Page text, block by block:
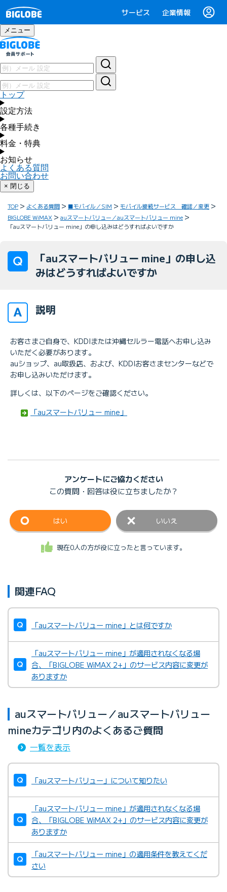
サービス 企業情報
メニュー
トップ
設定方法
各種手続き
料金・特典
お知らせ
よくある質問
お問い合わせ
× 閉じる
TOP よくある質問 ■モバイル／SIM
モバイル接続サービス 確認／変更
BIGLOBE WiMAX
auスマートバリュー／auスマートバリュー mine
「auスマートバリュー mine」の申し込みはどうすればよいですか
「auスマートバリュー mine」の申し込
みはどうすればよいですか
説明
お客さまご自身で、KDDIまたは沖縄セルラー電話へお申し込み
いただく必要があります。
auショップ、au取扱店、および、KDDIお客さまセンターなどで
お申し込みいただけます。
詳しくは、以下のページをご確認ください。
「auスマートバリュー mine」
アンケートにご協力ください
この質問・回答は役に立ちましたか？
はい いいえ
現在0人の方が役に立ったと言っています。
関連FAQ
「auスマートバリュー mine」とは何ですか
「auスマートバリュー mine」が適用されなくなる場
合、「BIGLOBE WiMAX 2+」のサービス内容に変更が
ありますか
auスマートバリュー／auスマートバリュー
mineカテゴリ内のよくあるご質問
一覧を表示
「auスマートバリュー」について知りたい
「auスマートバリュー mine」が適用されなくなる場
合、「BIGLOBE WiMAX 2+」のサービス内容に変更が
ありますか
「auスマートバリュー mine」の適用条件を教えてくだ
さい